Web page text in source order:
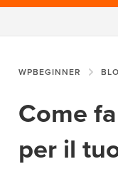
WPBEGINNER
Come
per il